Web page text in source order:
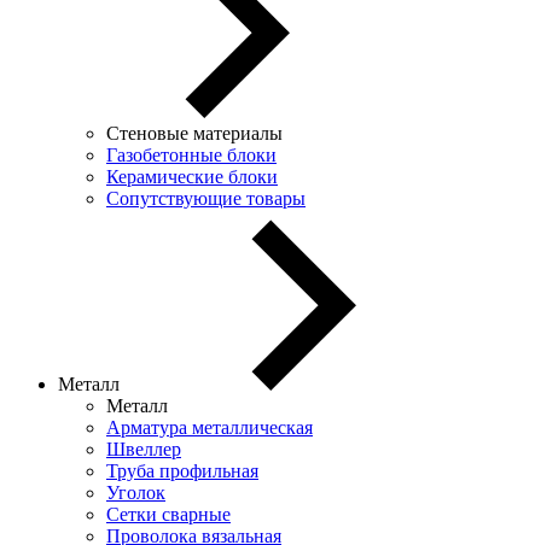
Стеновые материалы
Газобетонные блоки
Керамические блоки
Сопутствующие товары
Металл
Металл
Арматура металлическая
Швеллер
Труба профильная
Уголок
Сетки сварные
Проволока вязальная